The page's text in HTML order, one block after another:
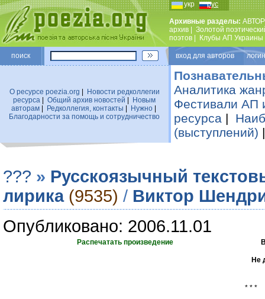
укр рус
Архивные разделы:
архив
Золотой
поэтов
Клубы АП Украины
поиск вход для авторов
О ресурсе poezia.org
Новости редколлегии
ресурса
Общий архив новостей
Новым
авторам| Редколлегия, контакты Нужно|
Благодарности за помощь и сотрудничество
Аналитика
Фестивали АП
ресурса |
(выступлений)
??? » Русскоязычный
лирика (9535) / Виктор
Опубликовано: 2006.11.01
Распечатать произведение
Не
* * *